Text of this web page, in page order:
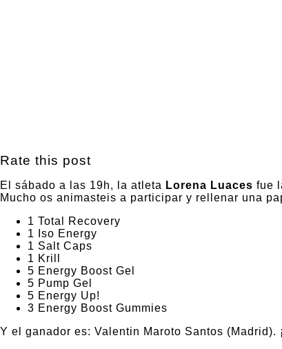
Rate this post
El sábado a las 19h, la atleta Lorena Luaces fue
Mucho os animasteis a participar y rellenar una
1 Total Recovery
1 Iso Energy
1 Salt Caps
1 Krill
5 Energy Boost Gel
5 Pump Gel
5 Energy Up!
3 Energy Boost Gummies
Y el ganador es: Valentin Maroto Santos (Madrid).